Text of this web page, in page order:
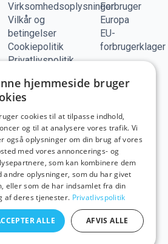
Virksomhedsoplysninger
Vilkår og
betingelser
Cookiepolitik
Privatlivspolitik
Forbruger
Europa
EU-
forbrugerklager
af DontPayFull SRL |
rettigheder forbeholdes.
links til vores partnere,
os en kommission, uden
dig.Tredjeparters
dette website, tilhører
Deres tilstedeværelse
eller godkendelse
pågældende tredjepart.
hjemmeside bruger
cookies til at tilpasse indhold,
og til at analysere vores trafik. Vi
også oplysninger om din brug af vores
med vores annoncerings- og
som kan kombinere dem
andre oplysninger, som du har givet
eller som de har indsamlet fra din
af deres tjenester. Privatlivspolitik
ALLE AFVIS ALLE